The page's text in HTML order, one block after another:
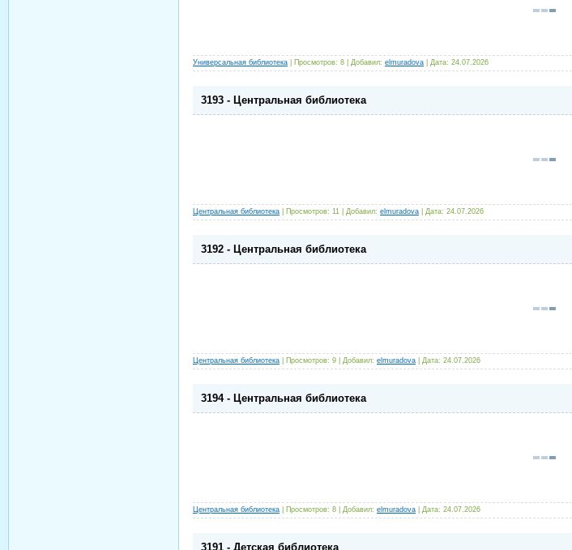
Универсальная библиотека Просмотров: 8 Добавил: elmuradova Дата: 24.07.2026
3193 - Центральная библиотека
Центральная библиотека Просмотров: 11 Добавил: elmuradova Дата: 24.07.2026
3192 - Центральная библиотека
Центральная библиотека Просмотров: 9 Добавил: elmuradova Дата: 24.07.2026
3194 - Центральная библиотека
Центральная библиотека Просмотров: 8 Добавил: elmuradova Дата: 24.07.2026
3191 - Детская библиотека